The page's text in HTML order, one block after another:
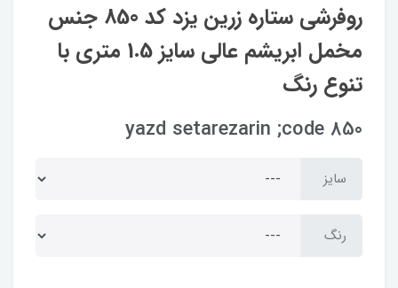
روفرشی ستاره زرین یزد کد 850 جنس
مخمل ابریشم عالی سایز 1.5 متری با
تنوع رنگ
yazd setarezarin ;code 850
سایز
رنگ